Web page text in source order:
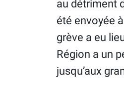
au détriment
été envoyée
grève a eu
Région a un
jusqu’aux